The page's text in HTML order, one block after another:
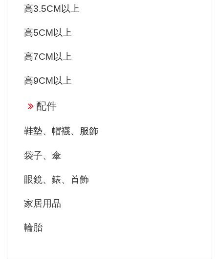
高3.5CM以上
高5CM以上
高7CM以上
高9CM以上
配件
鞋墊、帽襪、服飾
袋子、傘
眼鏡、錶、首飾
家居用品
輪胎